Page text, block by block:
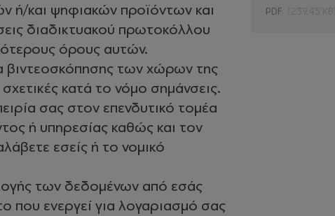
ή/και ψηφιακών προϊόντων και
διαδικτυακού πρωτοκόλλου
όρους αυτών.
βιντεοσκόπησης των χώρων της
κατά το νόμο σημάνσεις.
σας στον επενδυτικό τομέα
ή υπηρεσίας καθώς και τον
εσείς ή το νομικό
των δεδομένων από εσάς
που ενεργεί για λογαριασμό σας
PDF